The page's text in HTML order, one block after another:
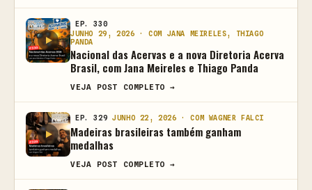
EP. 330
JUNHO 29, 2026 · COM JANA MEIRELES, THIAGO
PANDA
Nacional das Acervas e a nova Diretoria Acerva
Brasil, com Jana Meireles e Thiago Panda
VEJA POST COMPLETO →
EP. 329 JUNHO 22, 2026 · COM WAGNER FALCI
Madeiras brasileiras também ganham
medalhas
VEJA POST COMPLETO →